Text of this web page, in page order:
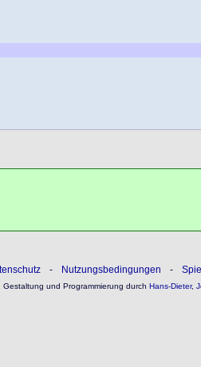
- Nutzungsbedingungen -
und Programmierung durch Hans-Dieter,